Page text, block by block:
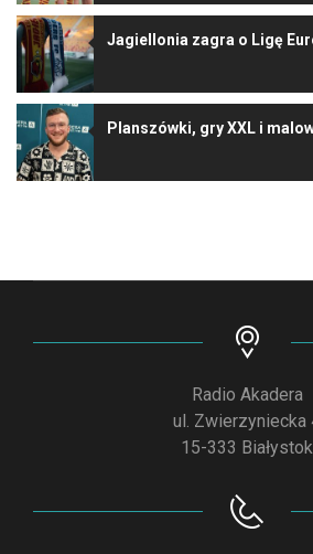
Jagiellonia zagra o Ligę
Planszówki, gry XXL i
Radio Akadera
ul. Zwierzyniecka
15-333 Białystok